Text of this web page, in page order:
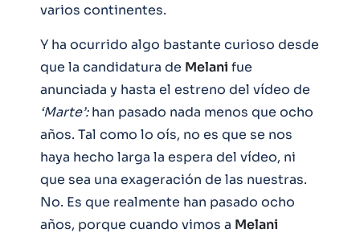
varios continentes.
Y ha ocurrido algo bastante curioso desde
que la candidatura de Melani fue
anunciada y hasta el estreno del vídeo de
‘Marte’:han pasado nada menos que ocho
años. Tal como lo oís, no es que se nos
haya hecho larga la espera del vídeo, ni
que sea una exageración de las nuestras.
No. Es que realmente han pasado ocho
años, porque cuando vimos a Melani